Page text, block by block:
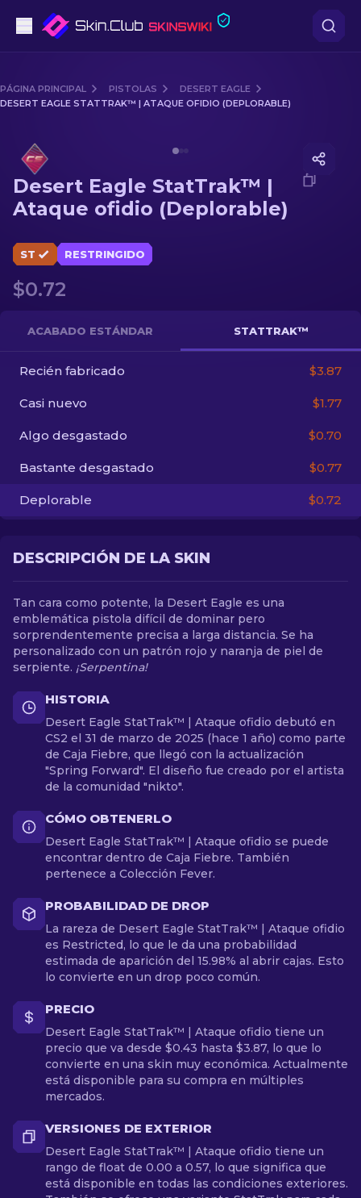
Gama media
Fusiles de Francotirador
Guantes
ES
PÁGINA PRINCIPAL PISTOLAS
DESERT EAGLE
DESERT EAGLE STATTRAK™ | ATAQUE OFIDIO (DEPLORABLE)
Desert Eagle StatTrak™ |
Ataque ofidio (Deplorable)
ST RESTRINGIDO
$0.72
ACABADO ESTÁNDAR STATTRAK™
Recién fabricado $3.87
Casi nuevo $1.77
Algo desgastado $0.70
Bastante desgastado $0.77
Deplorable $0.72
DESCRIPCIÓN DE LA SKIN
Tan cara como potente, la Desert Eagle es una
emblemática pistola difícil de dominar pero
sorprendentemente precisa a larga distancia. Se ha
personalizado con un patrón rojo y naranja de piel de
serpiente. ¡Serpentina!
HISTORIA
Desert Eagle StatTrak™ | Ataque ofidio debutó en
CS2 el 31 de marzo de 2025 (hace 1 año) como parte
de Caja Fiebre, que llegó con la actualización
"Spring Forward". El diseño fue creado por el artista
de la comunidad "nikto".
CÓMO OBTENERLO
Desert Eagle StatTrak™ | Ataque ofidio se puede
encontrar dentro de Caja Fiebre. También
pertenece a Colección Fever.
PROBABILIDAD DE DROP
La rareza de Desert Eagle StatTrak™ | Ataque ofidio
es Restricted, lo que le da una probabilidad
estimada de aparición del 15.98% al abrir cajas. Esto
lo convierte en un drop poco común.
PRECIO
Desert Eagle StatTrak™ | Ataque ofidio tiene un
precio que va desde $0.43 hasta $3.87, lo que lo
convierte en una skin muy económica. Actualmente
está disponible para su compra en múltiples
mercados.
VERSIONES DE EXTERIOR
Desert Eagle StatTrak™ | Ataque ofidio tiene un
rango de float de 0.00 a 0.57, lo que significa que
está disponible en todas las condiciones exteriores.